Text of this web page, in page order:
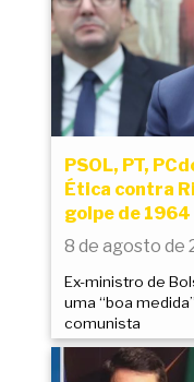
PSOL, PT,
Ética contra
golpe de 1964
8 de agosto de
Ex-ministro de
uma “boa
comunista